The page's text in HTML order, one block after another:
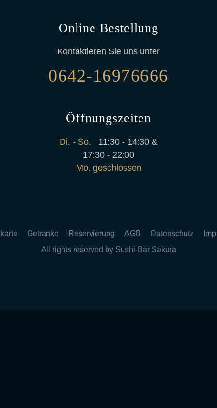
Online Bestellung
Kontaktieren Sie uns unter
0642-16976666
Öffnungszeiten
Di. - So.
11:30 - 14:30 &
17:30 - 22:00
Mo. geschlossen
Getränke Reservierung AGB Datenschutz
All rights reserved by Sushi-Bar Sakura